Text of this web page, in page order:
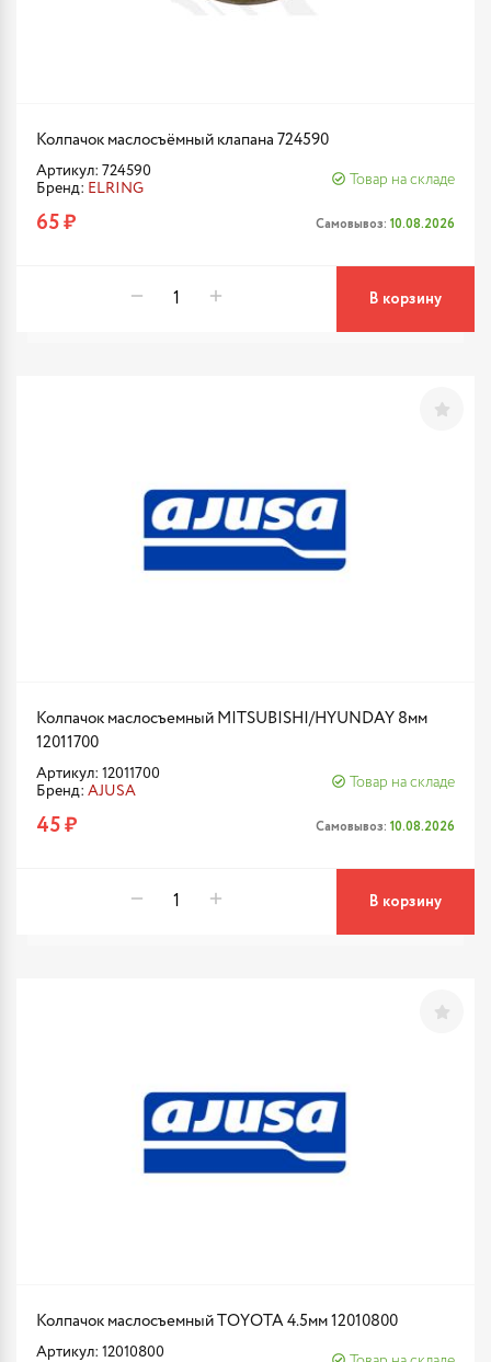
Колпачок маслосъёмный клапана 724590
Артикул: 724590
Бренд: ELRING
Товар на складе
65 ₽ Самовывоз: 10.08.2026
В корзину
Колпачок маслосъемный MITSUBISHI/HYUNDAY 8мм
12011700
Артикул: 12011700
Бренд: AJUSA
Товар на складе
45 ₽ Самовывоз: 10.08.2026
В корзину
Колпачок маслосъемный TOYOTA 4.5мм 12010800
Артикул: 12010800